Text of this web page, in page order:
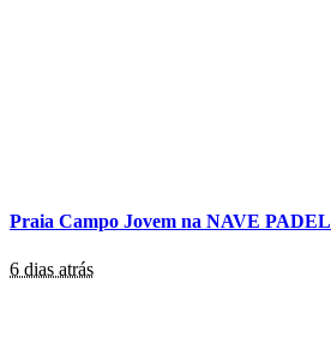
Praia Campo Jovem na NAVE PADEL
6 dias atrás